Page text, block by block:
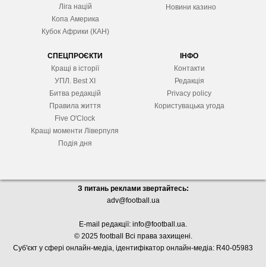
Ліга націй
Копа Америка
Кубок Африки (КАН)
Новини казино
СПЕЦПРОЄКТИ
Кращі в історії
УПЛ. Best XІ
Битва редакцій
Правила життя
Five O'Clock
Кращі моменти Ліверпуля
Подія дня
ІНФО
Контакти
Редакція
Privacy policy
Користувацька угода
З питань реклами звертайтесь:
adv@football.ua
E-mail редакції: info@football.ua.
© 2025 football Всі права захищені.
Суб'єкт у сфері онлайн-медіа, ідентифікатор онлайн-медіа: R40-05983